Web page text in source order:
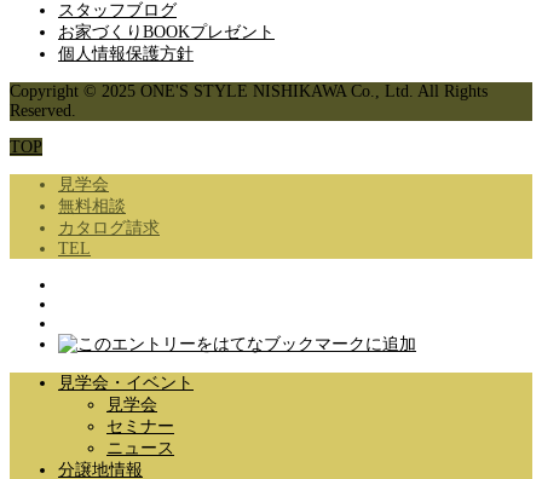
スタッフブログ
お家づくりBOOKプレゼント
個人情報保護方針
Copyright © 2025 ONE'S STYLE NISHIKAWA Co., Ltd. All Rights
Reserved.
TOP
見学会
無料相談
カタログ請求
TEL
見学会・イベント
見学会
セミナー
ニュース
分譲地情報